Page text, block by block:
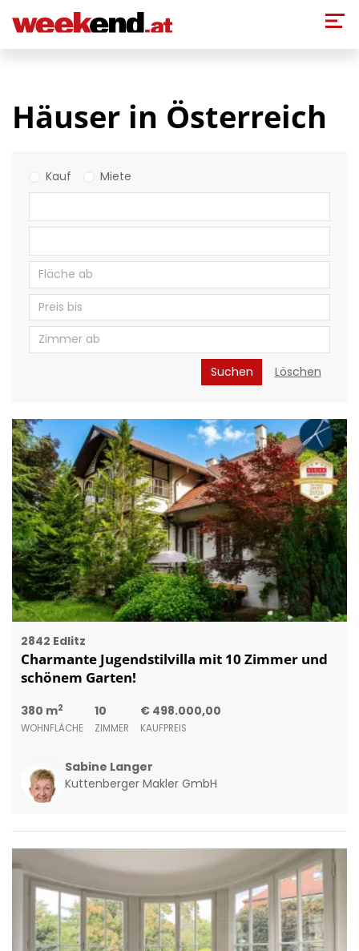
Häuser in Österreich
Kauf Miete
Suchen Löschen
2842 Edlitz
Charmante Jugendstilvilla mit 10 Zimmer und
schönem Garten!
380 m2
WOHNFLÄCHE
10
ZIMMER
€ 498.000,00
KAUFPREIS
Sabine Langer
Kuttenberger Makler GmbH